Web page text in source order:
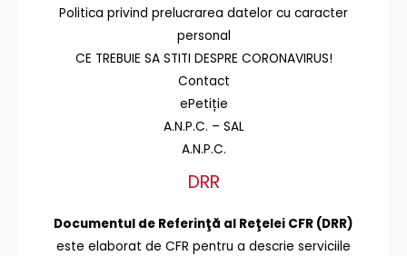
Politica privind prelucrarea datelor cu caracter
personal
CE TREBUIE SA STITI DESPRE CORONAVIRUS!
Contact
ePetiție
A.N.P.C. – SAL
A.N.P.C.
DRR
Documentul de Referinţă al Reţelei CFR (DRR)
este elaborat de CFR pentru a descrie serviciile